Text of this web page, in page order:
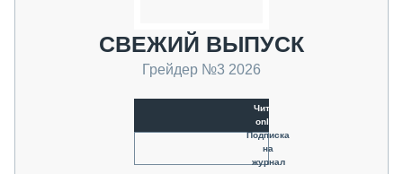
СВЕЖИЙ ВЫПУСК
Грейдер №3 2026
Читать
online
Подписка
на
журнал